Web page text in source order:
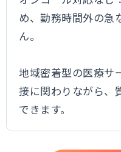
め、勤務時間外の急
ん。​
地域密着型の医療サ
接に関わりながら、
できます。​